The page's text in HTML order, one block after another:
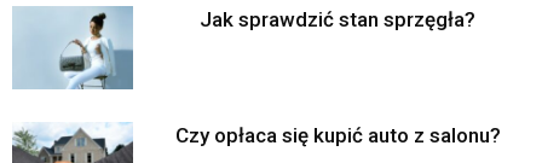
Jak sprawdzić stan sprzęgła?
Czy opłaca się kupić auto z salonu?